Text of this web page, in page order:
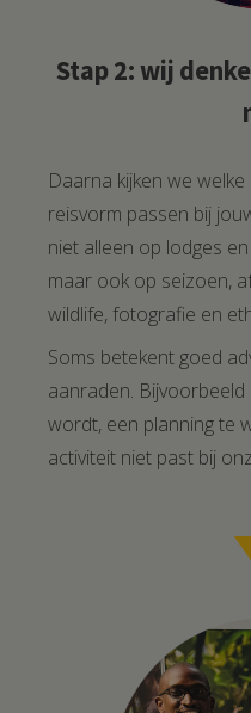
Stap 2: wij
Daarna kijken we
reisvorm passen bij
niet alleen op lodges
maar ook op seizoen,
wildlife, fotografie en
Soms betekent goed
aanraden.
wordt, een planning te
activiteit niet past bij